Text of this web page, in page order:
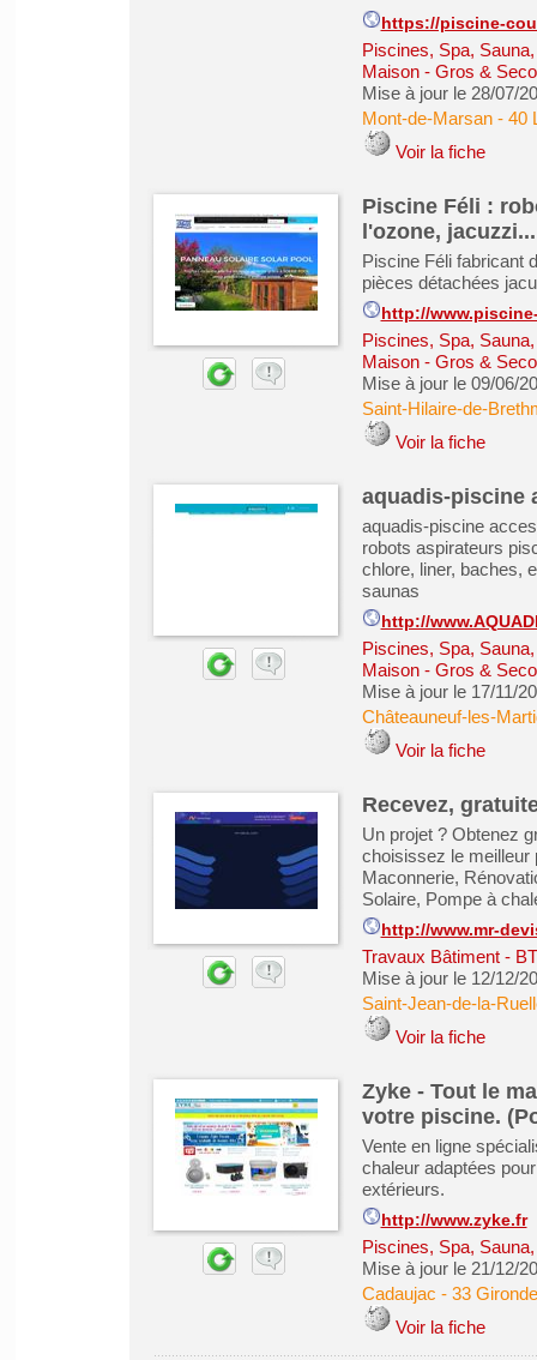
https://piscine-
Piscines, Spa,
Maison - Gros &
Mise à jour le 28/07/
Mont-de-Marsan- 40
Voir la fiche
Piscine Féli :
l'ozone, jacuzzi...
Piscine Féli fabricant
pièces détachées
http://
Piscines, Spa,
Maison - Gros &
Mise à jour le 09/06/
Saint-Hilaire-de-
Voir la fiche
aquadis-piscine
aquadis-piscine
robots aspirateurs
chlore, liner, baches,
saunas
http://
Piscines, Spa,
Maison - Gros &
Mise à jour le 17/11/
Châteauneuf-les-
Voir la fiche
Recevez,
Un projet ? Obtenez
choisissez le meilleur
Maconnerie,
Solaire, Pompe à
http://www.mr-
Travaux Bâtiment -
Mise à jour le 12/12/
Saint-Jean-de-la-
Voir la fiche
Zyke - Tout le
votre piscine.
Vente en ligne
chaleur adaptées
extérieurs.
http://www.zyke.fr
Piscines, Spa,
Mise à jour le 21/12/
Cadaujac - 33 Gironde
Voir la fiche